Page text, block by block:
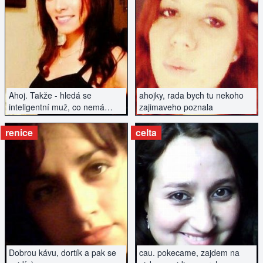
Ahoj. Takže - hledá se
inteligentní muž, co nemá
závazky a hledá vztah...
ZOBRAZIT INZERÁT
ahojky, rada bych tu nekoho
zajimaveho poznala
ZOBRAZIT INZERÁT
Dobrou kávu, dortík a pak se
renice
ZOBRAZIT INZERÁT
cau. pokecame, zajdem na
celta
ZOBRAZIT INZERÁT